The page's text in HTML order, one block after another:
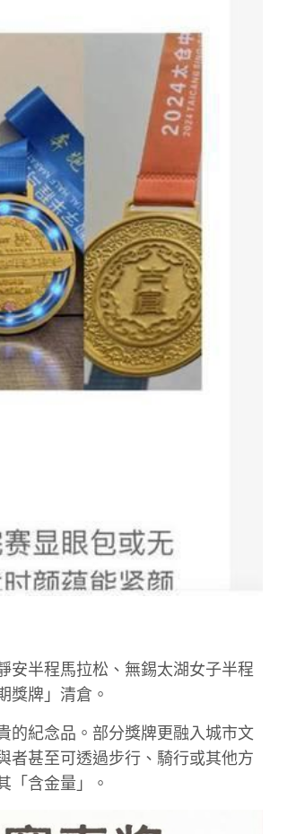
安半程馬拉松、無錫太湖女子半程
獎牌」清倉。
的紀念品。部分獎牌更融入城市文
者甚至可透過步行、騎行或其他方
「含金量」。